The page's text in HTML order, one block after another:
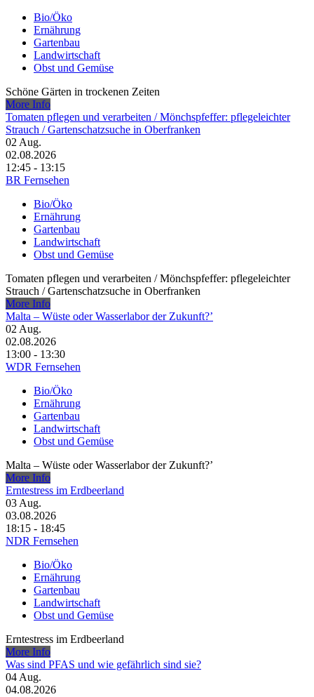
Bio/Öko
Ernährung
Gartenbau
Landwirtschaft
Obst und Gemüse
Schöne Gärten in trockenen Zeiten
More Info
Tomaten pflegen und verarbeiten /​ Mönchspfeffer: pflegeleichter
Strauch /​ Gartenschatzsuche in Oberfranken
02 Aug.
02.08.2026
12:45 - 13:15
BR Fernsehen
Bio/Öko
Ernährung
Gartenbau
Landwirtschaft
Obst und Gemüse
Tomaten pflegen und verarbeiten /​ Mönchspfeffer: pflegeleichter
Strauch /​ Gartenschatzsuche in Oberfranken
More Info
Malta – Wüste oder Wasserlabor der Zukunft?’
02 Aug.
02.08.2026
13:00 - 13:30
WDR Fernsehen
Bio/Öko
Ernährung
Gartenbau
Landwirtschaft
Obst und Gemüse
Malta – Wüste oder Wasserlabor der Zukunft?’
More Info
Erntestress im Erdbeerland
03 Aug.
03.08.2026
18:15 - 18:45
NDR Fernsehen
Bio/Öko
Ernährung
Gartenbau
Landwirtschaft
Obst und Gemüse
Erntestress im Erdbeerland
More Info
Was sind PFAS und wie gefährlich sind sie?
04 Aug.
04.08.2026